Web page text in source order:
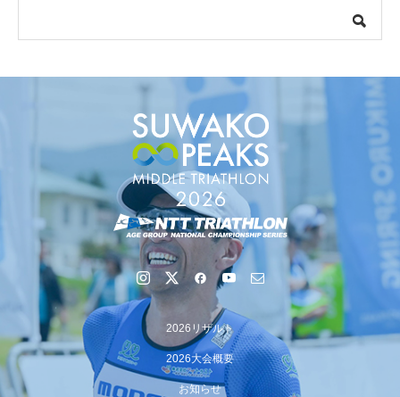
【会議報告】諏訪地域６市町村連絡会議を開催しました
2026リザルト
2026大会概要
お知らせ